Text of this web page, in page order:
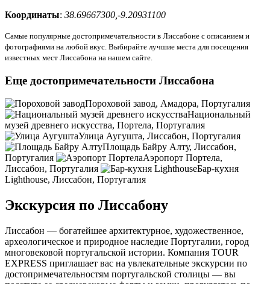
Координаты: 38.69667300,-9.20931100
Самые популярные достопримечательности в Лиссабоне с описанием и
фотографиями на любой вкус. Выбирайте лучшие места для посещения
известных мест Лиссабона на нашем сайте.
Еще достопримечательности Лиссабона
Пороховой завод, Амадора, Португалия
Национальный
музей древнего искусства, Портела, Португалия
Улица Аугушта, Лиссабон, Португалия
Площадь Байру Алту, Лиссабон,
Португалия
Аэропорт Портела,
Лиссабон, Португалия
Бар-кухня
Lighthouse, Лиссабон, Португалия
Экскурсия по Лиссабону
Лиссабон — богатейшее архитектурное, художественное,
археологическое и природное наследие Португалии, город
многовековой португальской истории. Компания TOUR
EXPRESS приглашает вас на увлекательные экскурсии по
достопримечательностям португальской столицы — вы